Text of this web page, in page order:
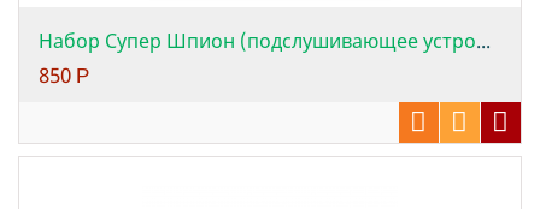
Набор Супер Шпион (подслушивающее устройс...
850 Р